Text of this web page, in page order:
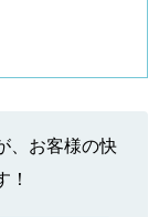
、お客様の快